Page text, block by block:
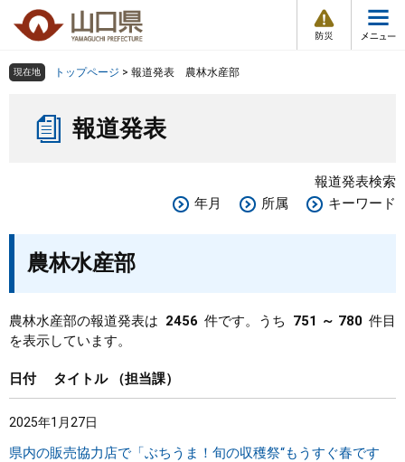
の
ー
メ
組織で探す
Other Languages
くらし・環境
教育・文化・スポーツ
しごと・産業・観光
現在地 トップページ > 報道発表 農林水産部
報道発表
報道発表検索
年月
所属 キーワード
農林水産部
農林水産部の報道発表は 2456 件です。うち 751 ～ 780 件目
を表示しています。
日付 タイトル 担当課
2025年1月27日
県内の販売協力店で「ぶちうま！旬の収穫祭“もうすぐ春です